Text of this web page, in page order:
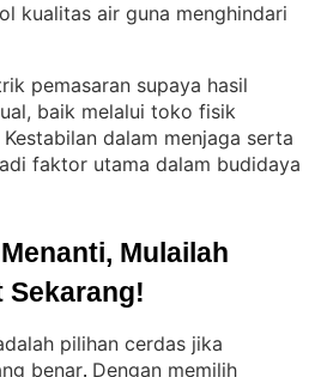
kualitas air guna menghindari
pemasaran supaya hasil
baik melalui toko fisik
Kestabilan dalam menjaga serta
faktor utama dalam budidaya
Mulailah
Sekarang!
pilihan cerdas jika
benar. Dengan memilih